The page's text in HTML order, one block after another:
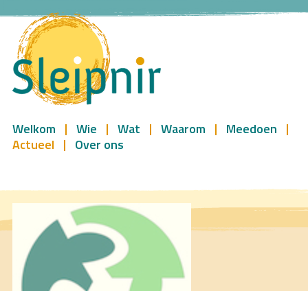
Welkom Wie Wat Waarom
Meedoen
Actueel
Over ons